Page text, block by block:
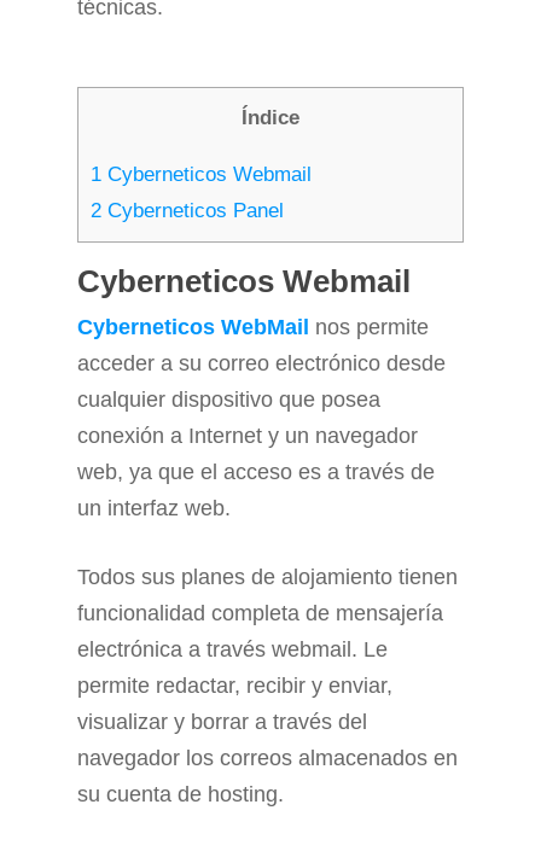
técnicas.
Índice
1 Cyberneticos Webmail
2 Cyberneticos Panel
Cyberneticos Webmail
Cyberneticos WebMail nos permite
acceder a su correo electrónico desde
cualquier dispositivo que posea
conexión a Internet y un navegador
web, ya que el acceso es a través de
un interfaz web.
Todos sus planes de alojamiento tienen
funcionalidad completa de mensajería
electrónica a través webmail. Le
permite redactar, recibir y enviar,
visualizar y borrar a través del
navegador los correos almacenados en
su cuenta de hosting.